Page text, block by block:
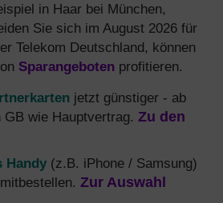
in Haar bei München,
Sie sich im August 2026 für
Telekom Deutschland, können
Sparangeboten profitieren.
jetzt günstiger - ab
wie Hauptvertrag. Zu den
Handy (z.B. iPhone / Samsung)
Zur Auswahl